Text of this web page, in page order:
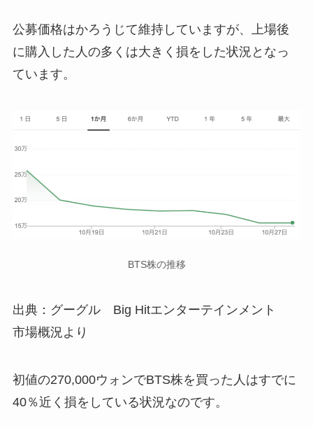
公募価格はかろうじて維持していますが、上場後
に購入した人の多くは大きく損をした状況となっ
ています。
BTS株の推移
出典：グーグル Big Hitエンターテインメント
市場概況より
初値の270,000ウォンでBTS株を買った人はすでに
40％近く損をしている状況なのです。